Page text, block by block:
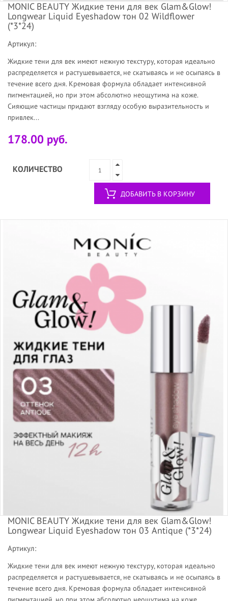
MONIC BEAUTY Жидкие тени для век Glam&Glow!
Longwear Liquid Eyeshadow тон 02 Wildflower
(*3*24)
Артикул:
Жидкие тени для век имеют нежную текстуру, которая идеально
распределяется и растушевывается, не скатываясь и не осыпаясь в
течение всего дня. Кремовая формула обладает интенсивной
пигментацией, но при этом абсолютно неощутима на коже.
Сияющие частицы придают взгляду особую выразительность и
привлек...
178.00 руб.
КОЛИЧЕСТВО
ДОБАВИТЬ В КОРЗИНУ
MONIC BEAUTY Жидкие тени для век Glam&Glow!
Longwear Liquid Eyeshadow тон 03 Antique (*3*24)
Артикул:
Жидкие тени для век имеют нежную текстуру, которая идеально
распределяется и растушевывается, не скатываясь и не осыпаясь в
течение всего дня. Кремовая формула обладает интенсивной